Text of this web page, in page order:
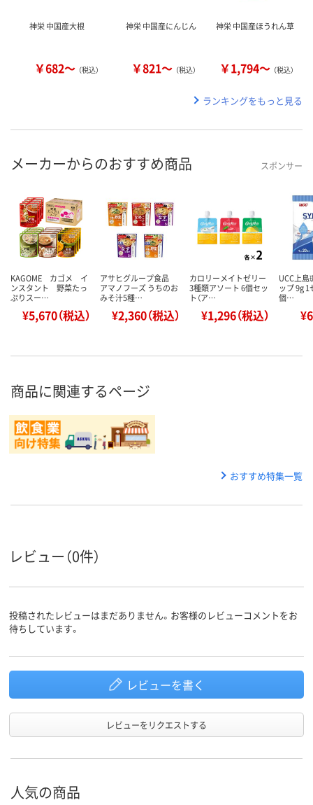
神栄 中国産大根
￥682～ （税込）
神栄 中国産にんじん
￥821～ （税込）
神栄 中国産ほうれん草
￥1,794～ （税込）
ランキングをもっと見る
メーカーからのおすすめ商品 スポンサー
KAGOME カゴメ イ
ンスタント 野菜たっ
ぷりスー…
¥5,670（税込）
アサヒグループ食品
アマノフーズ うちのお
みそ汁5種…
¥2,360（税込）
カロリーメイトゼリー
3種類アソート 6個セッ
ト（ア…
¥1,296（税込）
UCC上島
ップ 9g 1
個…
商品に関連するページ
おすすめ特集一覧
レビュー（0件）
投稿されたレビューはまだありません。お客様のレビューコメントをお
待ちしています。
レビューを書く
レビューをリクエストする
人気の商品